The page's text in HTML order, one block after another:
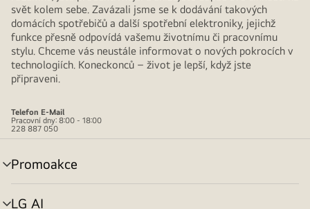
svět kolem sebe. Zavázali jsme se k dodávání takových
domácích spotřebičů a další spotřební elektroniky, jejichž
funkce přesně odpovídá vašemu životnímu či pracovnímu
stylu. Chceme vás neustále informovat o nových pokrocích v
technologiích. Koneckonců – život je lepší, když jste
připraveni.
Telefon E-Mail
Pracovní dny: 8:00 - 18:00
228 887 050
Promoakce
přepínání
menu
LG AI